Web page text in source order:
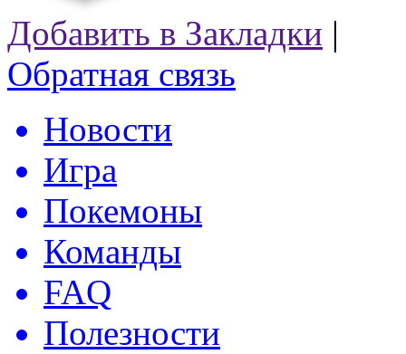
Добавить в Закладки |
Обратная связь
Новости
Игра
Покемоны
Команды
FAQ
Полезности